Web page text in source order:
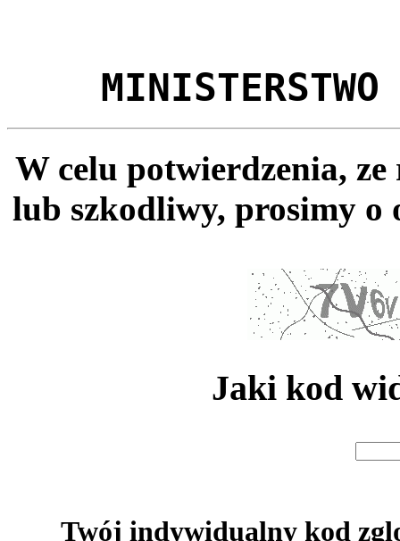
MINISTERSTWO
W celu potwierdzenia,
lub szkodliwy, prosimy o
Jaki kod
Twój indywidualny kod